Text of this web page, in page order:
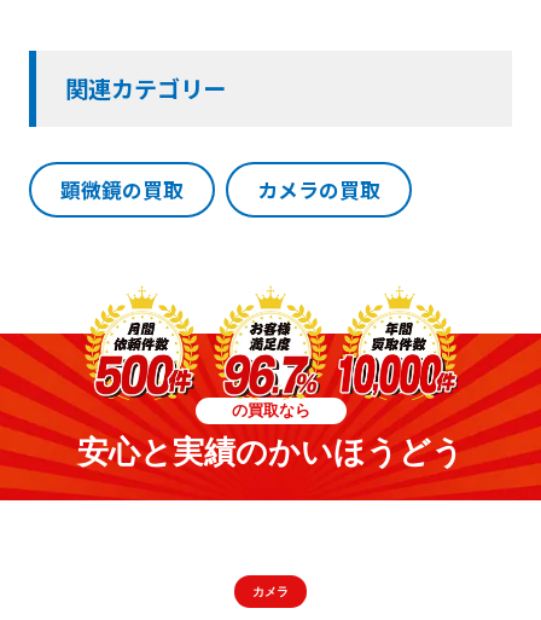
関連カテゴリー
顕微鏡の買取 カメラの買取
の買取なら
安心と実績のかいほうどう
カメラ